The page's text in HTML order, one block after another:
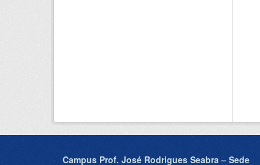
Campus Prof. José Rodrigues Seabra – Sede